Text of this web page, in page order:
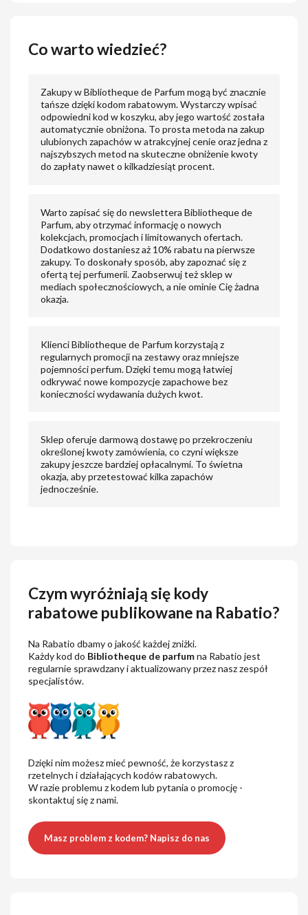
Co warto wiedzieć?
Zakupy w Bibliotheque de Parfum mogą być znacznie
tańsze dzięki kodom rabatowym. Wystarczy wpisać
odpowiedni kod w koszyku, aby jego wartość została
automatycznie obniżona. To prosta metoda na zakup
ulubionych zapachów w atrakcyjnej cenie oraz jedna z
najszybszych metod na skuteczne obniżenie kwoty
do zapłaty nawet o kilkadziesiąt procent.
Warto zapisać się do newslettera Bibliotheque de
Parfum, aby otrzymać informację o nowych
kolekcjach, promocjach i limitowanych ofertach.
Dodatkowo dostaniesz aż 10% rabatu na pierwsze
zakupy. To doskonały sposób, aby zapoznać się z
ofertą tej perfumerii. Zaobserwuj też sklep w
mediach społecznościowych, a nie ominie Cię żadna
okazja.
Klienci Bibliotheque de Parfum korzystają z
regularnych promocji na zestawy oraz mniejsze
pojemności perfum. Dzięki temu mogą łatwiej
odkrywać nowe kompozycje zapachowe bez
konieczności wydawania dużych kwot.
Sklep oferuje darmową dostawę po przekroczeniu
określonej kwoty zamówienia, co czyni większe
zakupy jeszcze bardziej opłacalnymi. To świetna
okazja, aby przetestować kilka zapachów
jednocześnie.
Czym wyróżniają się kody
rabatowe publikowane na Rabatio?
Na Rabatio dbamy o jakość każdej zniżki.
Każdy kod do Bibliotheque de parfumna Rabatio jest
regularnie sprawdzany i aktualizowany przez nasz zespół
specjalistów.
Dzięki nim możesz mieć pewność, że korzystasz z
rzetelnych i działających kodów rabatowych.
W razie problemu z kodem lub pytania o promocję -
skontaktuj się z nami.
Masz problem z kodem? Napisz do nas